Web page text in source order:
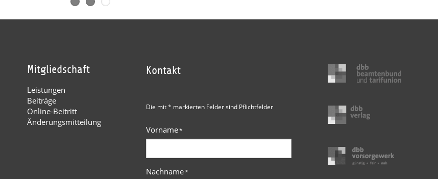
Mitgliedschaft
Leistungen
Beiträge
Online-Beitritt
Änderungsmitteilung
Kontakt
Die mit * markierten Felder sind Pflichtfelder
Vorname*
Nachname*